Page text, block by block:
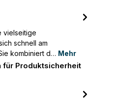
vielseitige
schnell am
kombiniert d… Mehr
für Produktsicherheit